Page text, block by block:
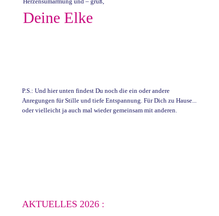
Deine Elke
P.S.: Und hier unten findest Du noch die ein oder andere
Anregungen für Stille und tiefe Entspannung. Für Dich zu Hause...
oder vielleicht ja auch mal wieder gemeinsam mit anderen.
AKTUELLES 2026 :